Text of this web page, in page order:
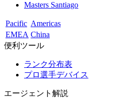
Masters Santiago
Pacific Americas
EMEA China
便利ツール
ランク分布表
プロ選手デバイス
エージェント解説